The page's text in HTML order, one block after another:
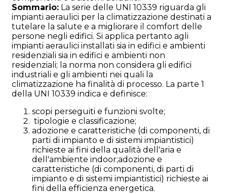
Sommario: La serie delle UNI 10339 riguarda gli
impianti aeraulici per la climatizzazione destinati a
tutelare la salute e a migliorare il comfort delle
persone negli edifici. Si applica pertanto agli
impianti aeraulici installati sia in edifici e ambienti
residenziali sia in edifici e ambienti non
residenziali; la norma non considera gli edifici
industriali e gli ambienti nei quali la
climatizzazione ha finalità di processo. La parte 1
della UNI 10339 indica e definisce:
scopi perseguiti e funzioni svolte;
tipologie e classificazione;
adozione e caratteristiche (di componenti, di
parti di impianto e di sistemi impiantistici)
richieste ai fini della qualità dell'aria e
dell'ambiente indoor;adozione e
caratteristiche (di componenti, di parti di
impianto e di sistemi impiantistici) richieste ai
fini della efficienza energetica.